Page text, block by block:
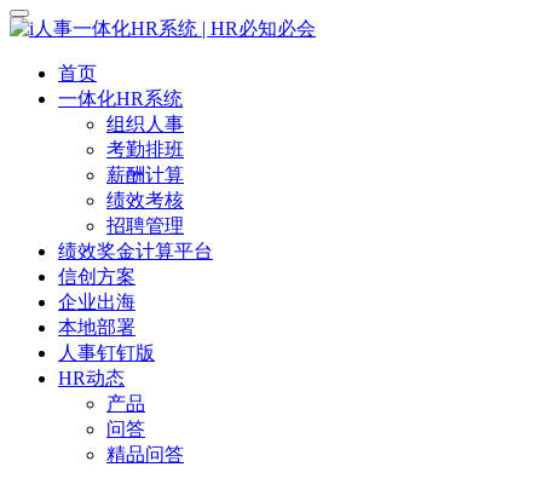
首页
一体化HR系统
组织人事
考勤排班
薪酬计算
绩效考核
招聘管理
绩效奖金计算平台
信创方案
企业出海
本地部署
人事钉钉版
HR动态
产品
问答
精品问答